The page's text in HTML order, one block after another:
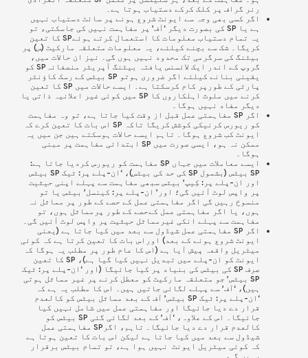
رنر گراف پر کلک کرکے دستیاب ہوتا ہے۔
اگر کسی بھی وجہ سے ایونٹ شروع ہونے پر سائٹ دستیاب نہیں
ہے یا SP کی بصورت دیگر ‘آف’ پر مفاہمت نہیں کی جاسکتی، تو
یہ تمام دستیاب معلومات کا استعمال کرتے ہوئےSP کا تعین
کریگا۔ شک سے بچنے کیلئے، یہ معلومات متعلقہ مارکیٹ (س) پر
بیٹنگ کی سرگرمی تک محدود نہیں ہوں گی۔ نیز ان حالات میں،
گروپ کے اندر ایک لائسنس یافتہ بیٹنگ آپریٹر منصفانہSP کو
یقینی بنانے کیلئے اگر ضروری ہوتو SP بیٹس کے رسک کاؤنٹر
پارٹی کے طورپر کام کرسکتا ہے۔ ایسے حالات میں SP کا تعین
کرنے میں ملوث اہلکاروں کا SP میں کوئی غیر اعلانیہ ذاتی یا
دیگر مفاد نہیں ہوگا۔
اگر SP مفاہمتی عمل قبل از وقت کیا جاتا ہے، تو وہ مفاہمت
کو ریورس کرنیکی کوشش کریگا تاکہ SP اس بات کا تعین کرے کہ
ایونٹ کب شروع ہوگا۔ تاہم ایسے حالات ہوسکتے ہیں جن میں یہ
ممکن نہ ہو، ایسی صورت میں SP ابتدائی مفاہمت پر مبنی
ہوگا۔
ایسے معاملات میں جہاں SP مفاہمت کو ریورس کردیا جاتا ہے:
SP
بیٹس (بشمول SP کی حد کی بیٹس)، ‘ان-پلے پر: ٹیک SP بیٹس
اور ان-پلے پر: کِیپ’ بیٹس سبھی مفاہمت سے پہلے اپنی حیثیت
پر واپس لوٹ آئیں گی؛ اور’ ان-پلے پر: کینسل’ بیٹس یا تو
منسوخ رہیں گی اگر مفاہمتی عمل کے حصے کے طور پر مماثل نہ
ہوں، یا اگر مفاہمتی عمل کےحصے کے طور پرمماثل ہوں، تو
مفاہمت سے پہلے انکی غیرمماثل حیثیت پر واپس لوٹ آئیں گی۔
اگر SP مفاہمتی عمل شیڈول سے بعد میں کیا جاتا ہے (یعنی
ایونٹ شروع ہونے کے بعد) اوراس بات کا تعین کرتا ہے کہ کوئی
میٹریل واقعہ پیش آیا ہے (اس کا عام طور پر مطلب یہ ہوگا کہ
ایونٹ کو ان-پلے میں تبدیل نہیں کیا گیا ہے)، SP کا تعین
صرف SP کی بیٹس کی بنیاد پر کیا جائیگا (اور ‘ان-پلے پر: ٹیک
SP بیٹس’ جو متعلقہ مارکیٹ کو معطل کرنے پر غیر مماثل ہوتی
ہیں)، ‘آف’ سے پہلے لگائی جاتیں ہیں۔ اس کا مطلب یہ ہے کہ
‘ان-پلے پر: ٹیک SP بیٹس’ آف کے بعد مماثل بیٹس کو کالعدم
قرار دے دیا جائیگا اور مفاہمتی عمل میں شامل نہیں کیا
جائیگا۔ اس کے علاوہ، ‘آف’ کے بعد لگائی گئی SP بیٹس کو
کالعدم قرار دے دیا جائیگا۔ تاہم، اگر SP مفاہمتی عمل
شیڈول سے بعد میں کیا جاتا ہے لیکن اس بات کا تعین ہوتا ہے
کہ کوئی میٹریل ایونٹ نہیں ہوا ہے، تو تمام بیٹس برقرار
رہیں گی.